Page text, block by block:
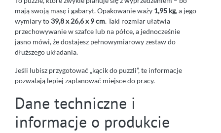
mają swoją masę i gabaryt. Opakowanie waży 1,95 kg, a jego
wymiary to39,8 x 26,6 x 9 cm. Taki rozmiar ułatwia
przechowywanie w szafce lub na półce, a jednocześnie
jasno mówi, że dostajesz pełnowymiarowy zestaw do
dłuższego układania.
Jeśli lubisz przygotować „kącik do puzzli”, te informacje
pozwalają lepiej zaplanować miejsce do pracy.
Dane techniczne i
informacje o produkcie